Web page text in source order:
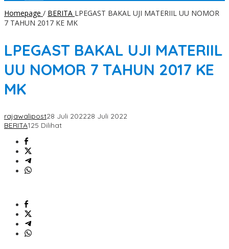
Homepage / BERITA LPEGAST BAKAL UJI MATERIIL UU NOMOR
7 TAHUN 2017 KE MK
LPEGAST BAKAL UJI MATERIIL
UU NOMOR 7 TAHUN 2017 KE
MK
rajawalipost28 Juli 202228 Juli 2022
BERITA125 Dilihat